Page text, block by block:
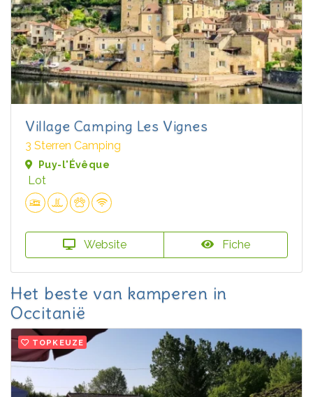
Village Camping Les Vignes
3 Sterren Camping
Puy-l'Évêque
Lot
Website Fiche
Het beste van kamperen in
Occitanië
TOPKEUZE